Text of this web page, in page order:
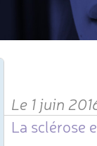
Le 1 juin
La sclérose